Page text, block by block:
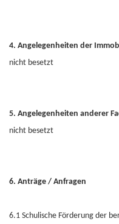
4. Angelegenheiten der
nicht besetzt
5. Angelegenheiten anderer
nicht besetzt
6. Anträge / Anfragen
6.1 Schulische Förderung der